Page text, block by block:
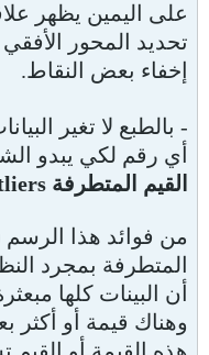
على اليمين يظهر
تحديد المحور
إخفاء بعض النقاط.
- بالطبع لا تغير
أي رقم لكي يبدو
القيم المتطرفة Outliers:
من فوائد هذا
المتطرفة بمجرد
أن البينات كلها
وهناك قيمة أو أكثر